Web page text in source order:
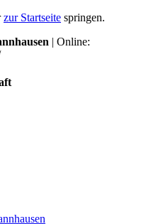
zur Startseite springen.
| Online: